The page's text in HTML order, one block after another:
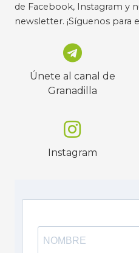
de Facebook, Instagram y
newsletter. ¡Síguenos para
Únete al canal de
Granadilla
Instagram